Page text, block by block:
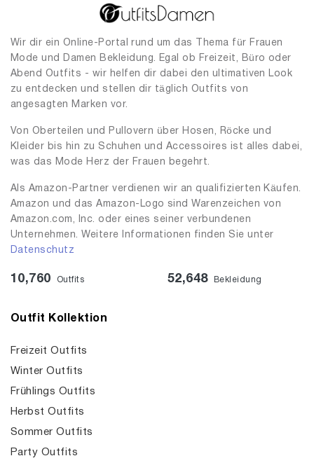
Wir dir ein Online-Portal rund um das Thema für Frauen
Mode und Damen Bekleidung. Egal ob Freizeit, Büro oder
Abend Outfits - wir helfen dir dabei den ultimativen Look
zu entdecken und stellen dir täglich Outfits von
angesagten Marken vor.
Von Oberteilen und Pullovern über Hosen, Röcke und
Kleider bis hin zu Schuhen und Accessoires ist alles dabei,
was das Mode Herz der Frauen begehrt.
Als Amazon-Partner verdienen wir an qualifizierten Käufen.
Amazon und das Amazon-Logo sind Warenzeichen von
Amazon.com, Inc. oder eines seiner verbundenen
Unternehmen. Weitere Informationen finden Sie unter
Datenschutz
10,760 Outfits 52,648 Bekleidung
Outfit Kollektion
Freizeit Outfits
Winter Outfits
Frühlings Outfits
Herbst Outfits
Sommer Outfits
Party Outfits